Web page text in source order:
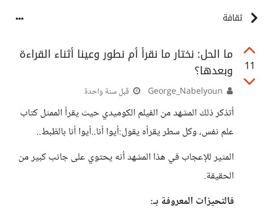
ثقافة
11
ما الحل: نختار ما نقرأ أم نطور وعينا أثناء القراءة
وبعدها؟
قبل سنة واحدة
أتذكر ذلك المشهد من الفيلم الكوميدي حيث يقرأ الممثل كتاب
علم نفس، وكل سطر يقرأه يقول:أيوا أنا..أيوا أنا بالظبط..
المثير للإعجاب في هذا المشهد أنه يحتوي على جانب كبير من
الحقيقة.
فالتحيزات المعروفة بـ: